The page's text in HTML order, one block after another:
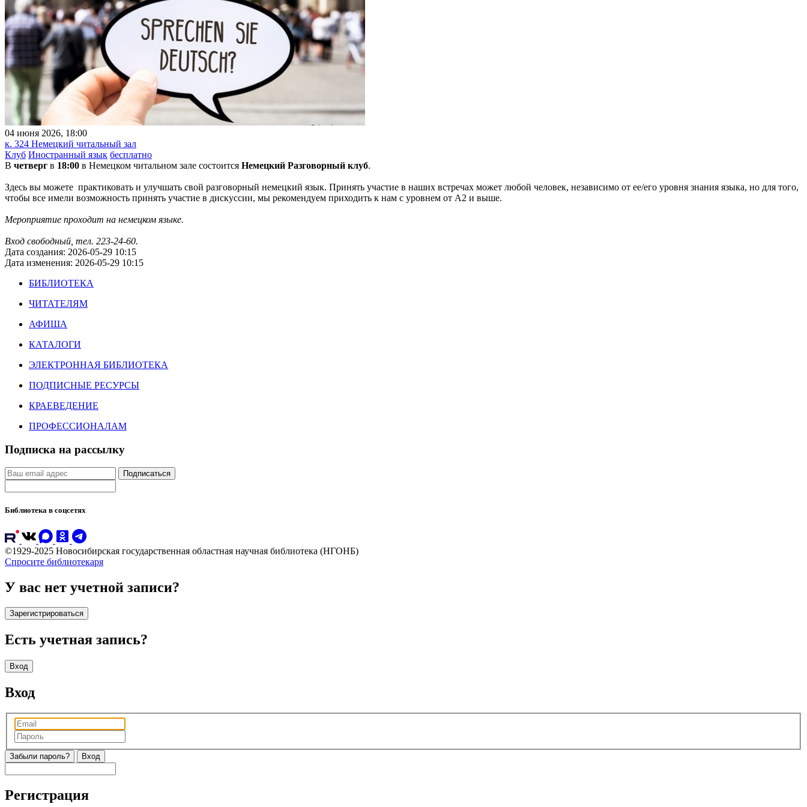
04 июня 2026, 18:00
к. 324 Немецкий читальный зал
Клуб Иностранный язык бесплатно
В четверг в 18:00 в Немецком читальном зале состоится Немецкий Разговорный клуб.
Здесь вы можете практиковать и улучшать свой разговорный немецкий язык. Принять участие в наших встречах может любой человек, независимо от ее/его уровня знания языка, но для того,
чтобы все имели возможность принять участие в дискуссии, мы рекомендуем приходить к нам с уровнем от А2 и выше.
Мероприятие проходит на немецком языке.
Вход свободный, тел. 223-24-60.
Дата создания: 2026-05-29 10:15
Дата изменения: 2026-05-29 10:15
БИБЛИОТЕКА
ЧИТАТЕЛЯМ
АФИША
КАТАЛОГИ
ЭЛЕКТРОННАЯ БИБЛИОТЕКА
ПОДПИСНЫЕ РЕСУРСЫ
КРАЕВЕДЕНИЕ
ПРОФЕССИОНАЛАМ
Подписка на рассылку
Подписаться
Библиотека в соцсетях
©1929-2025 Новосибирская государственная областная научная библиотека (НГОНБ)
Спросите библиотекаря
У вас нет учетной записи?
Зарегистрироваться
Есть учетная запись?
Вход
Вход
Забыли пароль?
Регистрация